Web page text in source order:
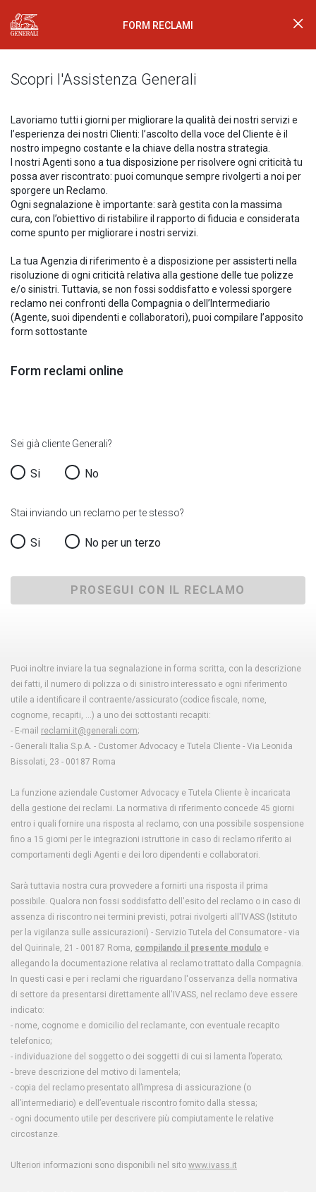
Generali Logo FORM RECLAMI
Scopri l'Assistenza Generali
Lavoriamo tutti i giorni per migliorare la qualità dei nostri servizi e
l’esperienza dei nostri Clienti: l’ascolto della voce del Cliente è il
nostro impegno costante e la chiave della nostra strategia.
I nostri Agenti sono a tua disposizione per risolvere ogni criticità tu
possa aver riscontrato: puoi comunque sempre rivolgerti a noi per
sporgere un Reclamo.
Ogni segnalazione è importante: sarà gestita con la massima
cura, con l’obiettivo di ristabilire il rapporto di fiducia e considerata
come spunto per migliorare i nostri servizi.
La tua Agenzia di riferimento è a disposizione per assisterti nella
risoluzione di ogni criticità relativa alla gestione delle tue polizze
e/o sinistri. Tuttavia, se non fossi soddisfatto e volessi sporgere
reclamo nei confronti della Compagnia o dell’Intermediario
(Agente, suoi dipendenti e collaboratori), puoi compilare l’apposito
form sottostante
Form reclami online
Sei già cliente Generali?
Si No
Stai inviando un reclamo per te stesso?
Si No per un terzo
PROSEGUI CON IL RECLAMO
Puoi inoltre inviare la tua segnalazione in forma scritta, con la descrizione
dei fatti, il numero di polizza o di sinistro interessato e ogni riferimento
utile a identificare il contraente/assicurato (codice fiscale, nome,
cognome, recapiti, …) a uno dei sottostanti recapiti:
- E-mail reclami.it@generali.com;
- Generali Italia S.p.A. - Customer Advocacy e Tutela Cliente - Via Leonida
Bissolati, 23 - 00187 Roma
La funzione aziendale Customer Advocacy e Tutela Cliente è incaricata
della gestione dei reclami. La normativa di riferimento concede 45 giorni
entro i quali fornire una risposta al reclamo, con una possibile sospensione
fino a 15 giorni per le integrazioni istruttorie in caso di reclamo riferito ai
comportamenti degli Agenti e dei loro dipendenti e collaboratori.
Sarà tuttavia nostra cura provvedere a fornirti una risposta il prima
possibile. Qualora non fossi soddisfatto dell'esito del reclamo o in caso di
assenza di riscontro nei termini previsti, potrai rivolgerti all'IVASS (Istituto
per la vigilanza sulle assicurazioni) - Servizio Tutela del Consumatore - via
del Quirinale, 21 - 00187 Roma, compilando il presente modulo e
allegando la documentazione relativa al reclamo trattato dalla Compagnia.
In questi casi e per i reclami che riguardano l'osservanza della normativa
di settore da presentarsi direttamente all'IVASS, nel reclamo deve essere
indicato:
- nome, cognome e domicilio del reclamante, con eventuale recapito
telefonico;
- individuazione del soggetto o dei soggetti di cui si lamenta l’operato;
- breve descrizione del motivo di lamentela;
- copia del reclamo presentato all’impresa di assicurazione (o
all’intermediario) e dell’eventuale riscontro fornito dalla stessa;
- ogni documento utile per descrivere più compiutamente le relative
circostanze.
Ulteriori informazioni sono disponibili nel sito www.ivass.it